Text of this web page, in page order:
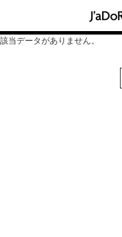
該当データがありません。